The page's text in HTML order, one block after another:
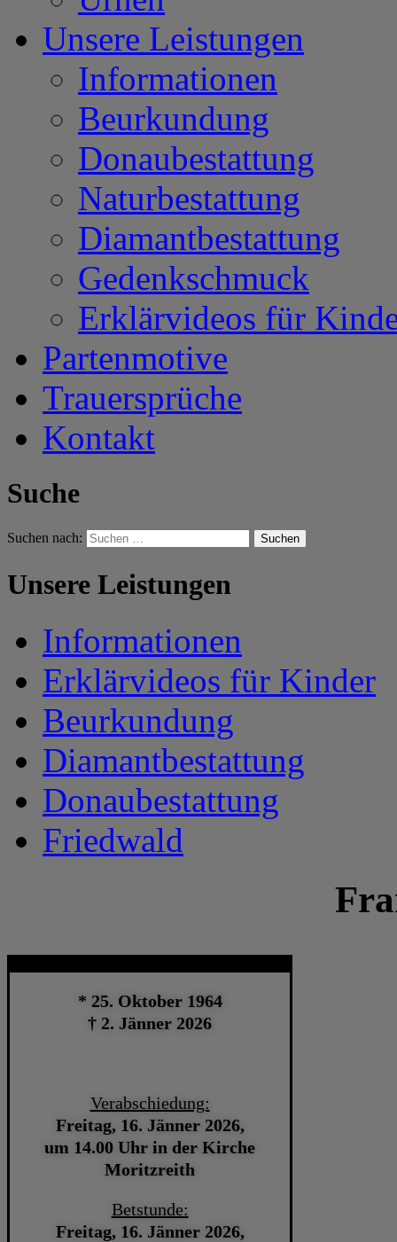
Unsere Leistungen
Informationen
Beurkundung
Donaubestattung
Naturbestattung
Diamantbestattung
Gedenkschmuck
Erklärvideos für
Partenmotive
Trauersprüche
Kontakt
Suche
Suchen nach:
Unsere Leistungen
Informationen
Erklärvideos für Kinder
Beurkundung
Diamantbestattung
Donaubestattung
Friedwald
* 25. Oktober 1964
† 2. Jänner 2026
Verabschiedung:
Freitag, 16. Jänner 2026,
um 14.00 Uhr in der Kirche
Moritzreith
Betstunde:
Freitag, 16. Jänner 2026,